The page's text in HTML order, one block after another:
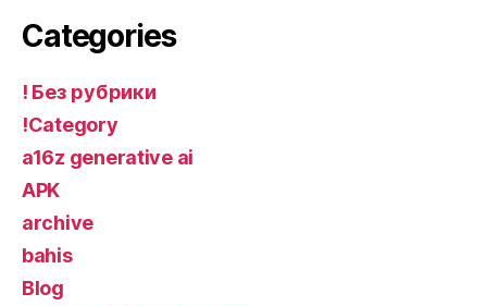
Categories
! Без рубрики
!Category
a16z generative ai
APK
archive
bahis
Blog